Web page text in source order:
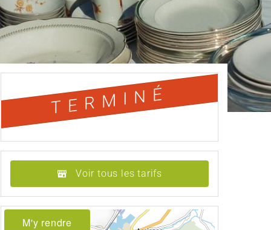
TERMINÉ
Voir tous les tarifs
M'y rendre